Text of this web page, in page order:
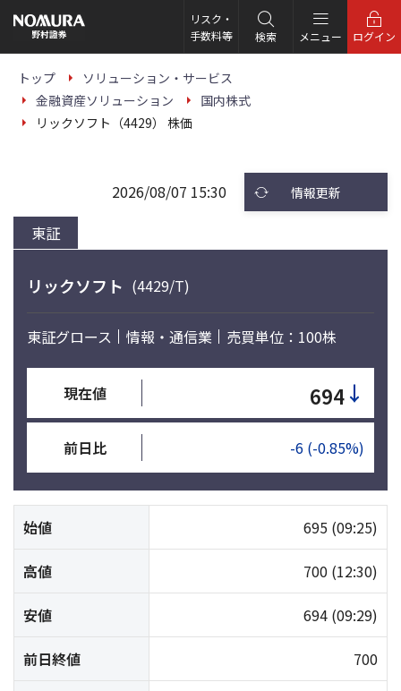
の
ー
リスク・
手数料等
検索 メニュー ログイン
トップ
ソリューション・サービス
金融資産ソリューション
国内株式
リックソフト（4429） 株価
東証
2026/08/07 15:30 情報更新
リックソフト (4429/T)
東証グロース 情報・通信業 売買単位：100株
現在値 694↓
前日比 -6 (-0.85%)
始値 695 (09:25)
高値 700 (12:30)
安値 694 (09:29)
前日終値 700